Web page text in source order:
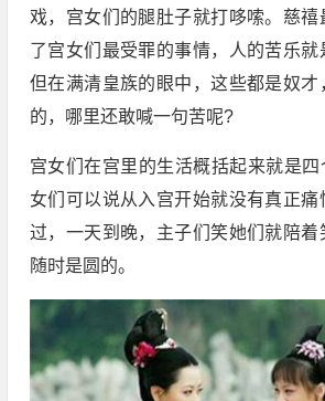
戏，宫女们的腿肚子就打哆嗦。慈
了宫女们最受罪的事情，人的苦乐就
但在满清皇族的眼中，这些都是奴
的，哪里还敢喊一句苦呢?
宫女们在宫里的生活概括起来就是四
女们可以说从入宫开始就没有真正
过，一天到晚，主子们笑她们就陪
随时是圆的。